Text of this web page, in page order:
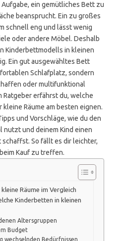
ein gemütliches Bett zu
beansprucht. Ein zu großes
schnell eng und lässt wenig
oder andere Möbel. Deshalb
Kinderbettmodells in kleinen
Ein gut ausgewähltes Bett
Schlafplatz, sondern
oder multifunktional
Ratgeber erfährst du, welche
Räume am besten eignen.
und Vorschläge, wie du den
nutzt und deinem Kind einen
So fällt es dir leichter,
Kauf zu treffen.
Räume im Vergleich
Kinderbetten in kleinen
Altersgruppen
Budget
wechselnden Bedürfnissen